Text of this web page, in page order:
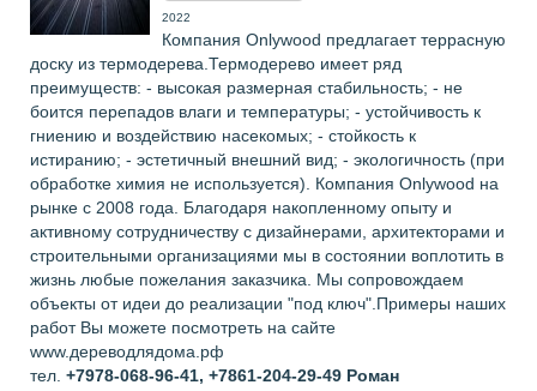
2022
Компания Onlywood предлагает террасную
доску из термодерева.Термодерево имеет ряд
преимуществ: - высокая размерная стабильность; - не
боится перепадов влаги и температуры; - устойчивость к
гниению и воздействию насекомых; - стойкость к
истиранию; - эстетичный внешний вид; - экологичность (при
обработке химия не используется). Компания Onlywood на
рынке с 2008 года. Благодаря накопленному опыту и
активному сотрудничеству с дизайнерами, архитекторами и
строительными организациями мы в состоянии воплотить в
жизнь любые пожелания заказчика. Мы сопровождаем
объекты от идеи до реализации "под ключ".Примеры наших
работ Вы можете посмотреть на сайте
www.дереводлядома.рф
тел. +7978-068-96-41, +7861-204-29-49 Роман